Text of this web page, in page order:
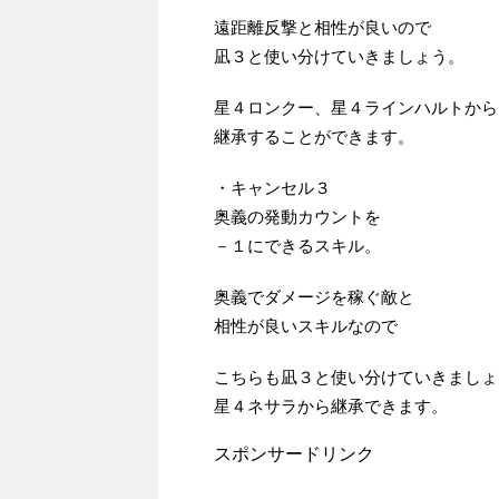
遠距離反撃と相性が良いので
凪３と使い分けていきましょう。
星４ロンクー、星４ラインハルトから
継承することができます。
・キャンセル３
奥義の発動カウントを
－１にできるスキル。
奥義でダメージを稼ぐ敵と
相性が良いスキルなので
こちらも凪３と使い分けていきまし
星４ネサラから継承できます。
スポンサードリンク